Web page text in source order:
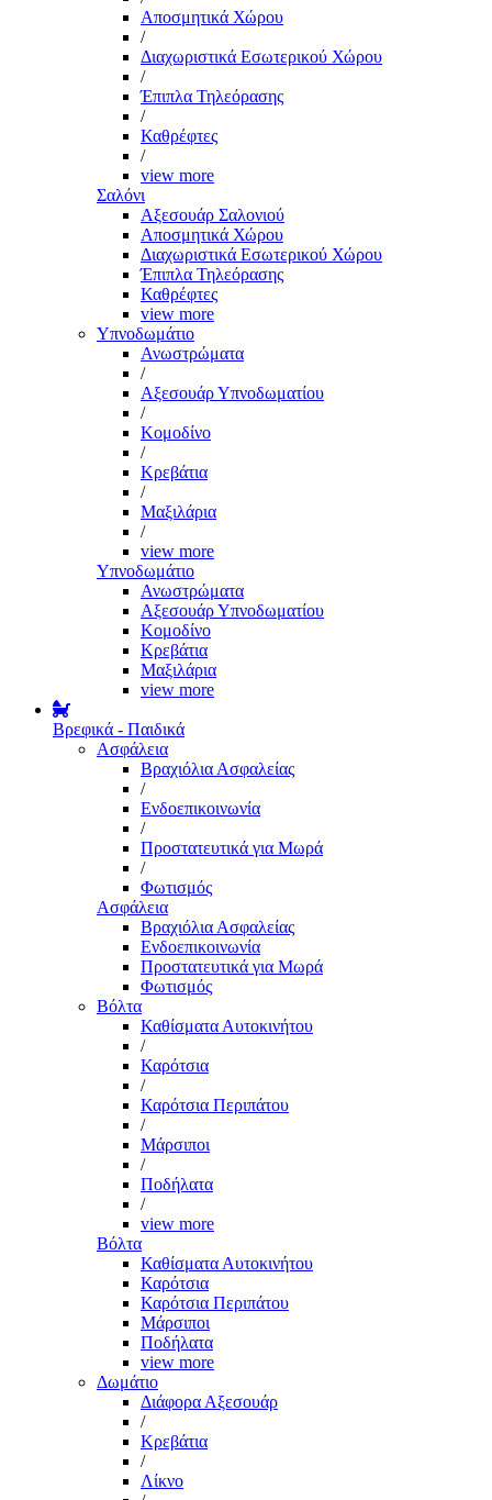
Αποσμητικά Χώρου
/
Διαχωριστικά Εσωτερικού Χώρου
/
Έπιπλα Τηλεόρασης
/
Καθρέφτες
/
view more
Σαλόνι
Αξεσουάρ Σαλονιού
Αποσμητικά Χώρου
Διαχωριστικά Εσωτερικού Χώρου
Έπιπλα Τηλεόρασης
Καθρέφτες
view more
Υπνοδωμάτιο
Ανωστρώματα
/
Αξεσουάρ Υπνοδωματίου
/
Κομοδίνο
/
Κρεβάτια
/
Μαξιλάρια
/
view more
Υπνοδωμάτιο
Ανωστρώματα
Αξεσουάρ Υπνοδωματίου
Κομοδίνο
Κρεβάτια
Μαξιλάρια
view more
Βρεφικά - Παιδικά
Ασφάλεια
Βραχιόλια Ασφαλείας
/
Ενδοεπικοινωνία
/
Προστατευτικά για Μωρά
/
Φωτισμός
Ασφάλεια
Βραχιόλια Ασφαλείας
Ενδοεπικοινωνία
Προστατευτικά για Μωρά
Φωτισμός
Βόλτα
Καθίσματα Αυτοκινήτου
/
Καρότσια
/
Καρότσια Περιπάτου
/
Μάρσιποι
/
Ποδήλατα
/
view more
Βόλτα
Καθίσματα Αυτοκινήτου
Καρότσια
Καρότσια Περιπάτου
Μάρσιποι
Ποδήλατα
view more
Δωμάτιο
Διάφορα Αξεσουάρ
/
Κρεβάτια
/
Λίκνο